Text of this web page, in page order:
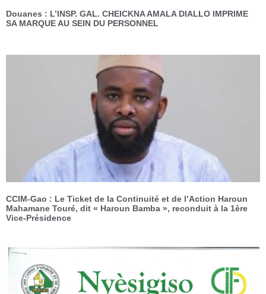
Douanes : L’INSP. GAL. CHEICKNA AMALA DIALLO IMPRIME
SA MARQUE AU SEIN DU PERSONNEL
CCIM-Gao : Le Ticket de la Continuité et de l’Action Haroun
Mahamane Touré, dit « Haroun Bamba », reconduit à la 1ère
Vice-Présidence